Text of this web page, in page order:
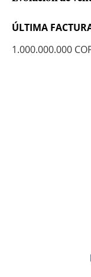
ÚLTIMA
1.000.000.000